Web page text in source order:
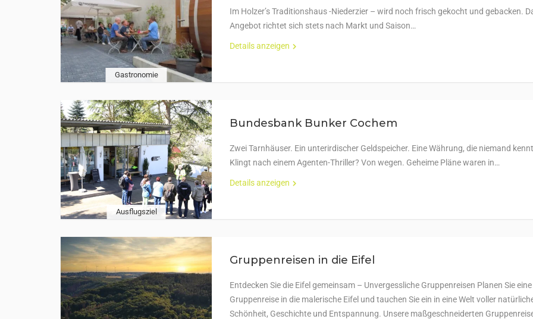
Gastronomie
Im Holzer’s Traditionshaus -Niederzier – wird noch frisch gekocht und gebacken.
Angebot richtet sich stets nach Markt und Saison…
Details anzeigen
Ausflugsziel
Bundesbank Bunker Cochem
Zwei Tarnhäuser. Ein unterirdischer Geldspeicher. Eine Währung, die niemand
Klingt nach einem Agenten-Thriller? Von wegen. Geheime Pläne waren in…
Details anzeigen
Gruppenreisen in die Eifel
Entdecken Sie die Eifel gemeinsam – Unvergessliche Gruppenreisen Planen Sie eine
Gruppenreise in die malerische Eifel und tauchen Sie ein in eine Welt voller
Schönheit, Geschichte und Entspannung. Unsere maßgeschneiderten